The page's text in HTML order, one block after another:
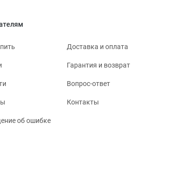
Доставка и оплата
Гарантия и возврат
Вопрос-ответ
Контакты
об ошибке